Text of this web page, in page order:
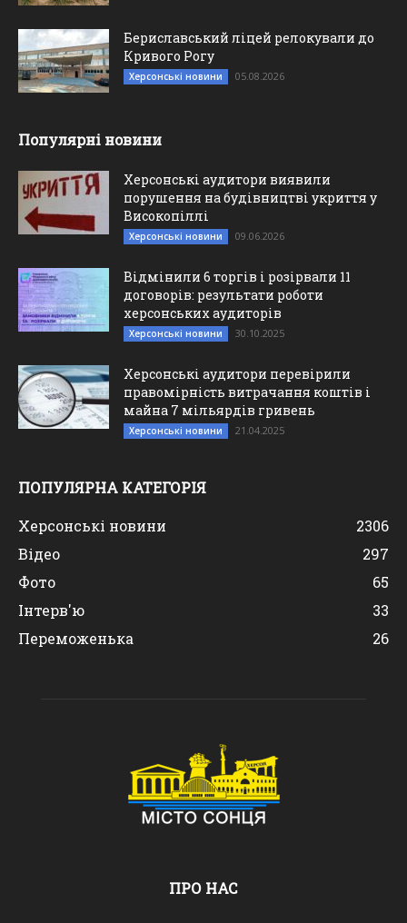
Бериславський ліцей релокували до
Кривого Рогу
Херсонські новини 05.08.2026
Популярні новини
Херсонські аудитори виявили
порушення на будівництві укриття у
Високопіллі
Херсонські новини 09.06.2026
Відмінили 6 торгів і розірвали 11
договорів: результати роботи
херсонських аудиторів
Херсонські новини 30.10.2025
Херсонські аудитори перевірили
правомірність витрачання коштів і
майна 7 мільярдів гривень
Херсонські новини 21.04.2025
ПОПУЛЯРНА КАТЕГОРІЯ
Херсонські новини
2306
Відео
297
Фото
65
Інтерв'ю
33
Переможенька
26
ПРО НАС